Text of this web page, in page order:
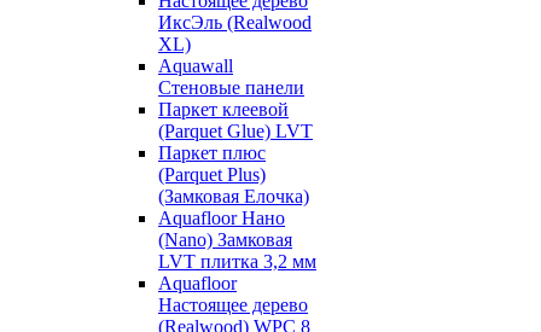
ИксЭль (Realwood
XL)
Aquawall
Стеновые панели
Паркет клеевой
(Parquet Glue) LVT
Паркет плюс
(Parquet Plus)
(Замковая Елочка)
Aquafloor Нано
(Nano) Замковая
LVT плитка 3,2 мм
Aquafloor
Настоящее дерево
(Realwood) WPC 8